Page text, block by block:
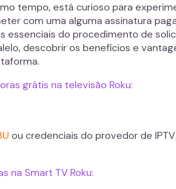
tempo, está curioso para
com uma alguma assinatura
do procedimento de
descobrir os benefícios e
grátis na televisão Roku:
ou credenciais do provedor de
na Smart TV Roku: